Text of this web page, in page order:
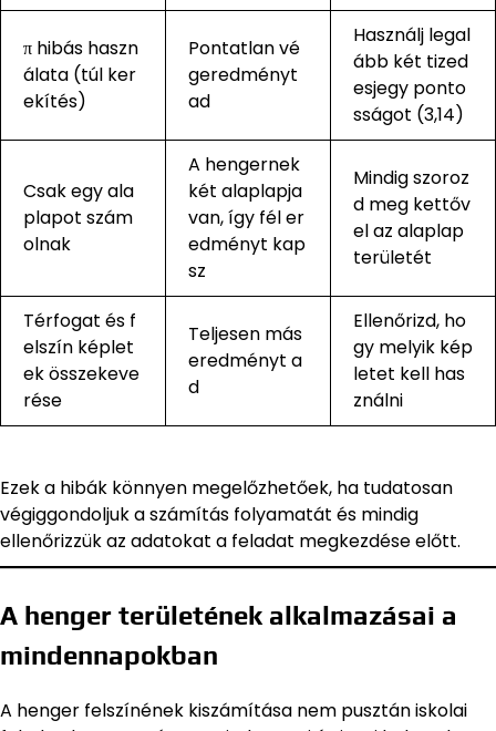
π hibás haszn
álata (túl ker
ekítés)
Pontatlan vé
geredményt
ad
Használj legal
ább két tized
esjegy ponto
sságot (3,14)
Csak egy ala
plapot szám
olnak
A hengernek
két alaplapja
van, így fél er
edményt kap
sz
Mindig szoroz
d meg kettőv
el az alaplap
területét
Térfogat és f
elszín képlet
ek összekeve
rése
Teljesen más
eredményt a
d
Ellenőrizd, ho
gy melyik kép
letet kell has
ználni
Ezek a hibák könnyen megelőzhetőek, ha tudatosan
végiggondoljuk a számítás folyamatát és mindig
ellenőrizzük az adatokat a feladat megkezdése előtt.
A henger területének alkalmazásai a
mindennapokban
A henger felszínének kiszámítása nem pusztán iskolai